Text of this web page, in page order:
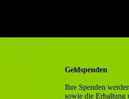
Geldspenden
Ihre Spenden
sowie die Erhaltung